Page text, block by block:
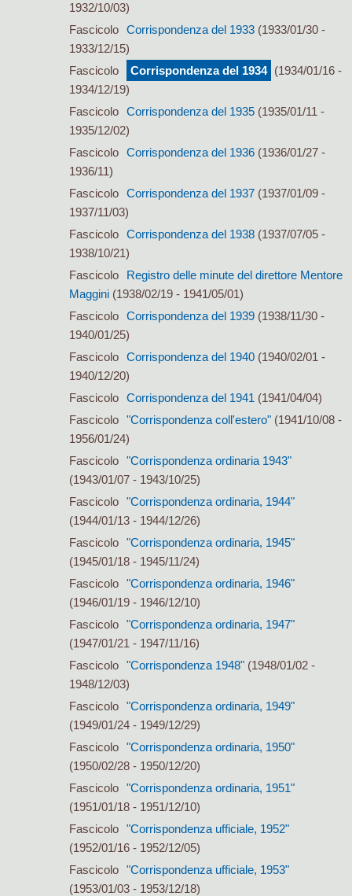
1932/10/03)
Fascicolo
Corrispondenza del 1933(1933/01/30 -
1933/12/15)
Fascicolo
Corrispondenza del 1934
(1934/01/16 -
1934/12/19)
Fascicolo
Corrispondenza del 1935(1935/01/11 -
1935/12/02)
Fascicolo
Corrispondenza del 1936(1936/01/27 -
1936/11)
Fascicolo
Corrispondenza del 1937(1937/01/09 -
1937/11/03)
Fascicolo
Corrispondenza del 1938(1937/07/05 -
1938/10/21)
Fascicolo
Registro delle minute del direttore Mentore
Maggini(1938/02/19 - 1941/05/01)
Fascicolo
Corrispondenza del 1939(1938/11/30 -
1940/01/25)
Fascicolo
Corrispondenza del 1940(1940/02/01 -
1940/12/20)
Fascicolo
Corrispondenza del 1941 (1941/04/04)
Fascicolo
"Corrispondenza coll'estero"(1941/10/08 -
1956/01/24)
Fascicolo
"Corrispondenza ordinaria 1943"
(1943/01/07 - 1943/10/25)
Fascicolo
"Corrispondenza ordinaria, 1944"
(1944/01/13 - 1944/12/26)
Fascicolo
"Corrispondenza ordinaria, 1945"
(1945/01/18 - 1945/11/24)
Fascicolo
"Corrispondenza ordinaria, 1946"
(1946/01/19 - 1946/12/10)
Fascicolo
"Corrispondenza ordinaria, 1947"
(1947/01/21 - 1947/11/16)
Fascicolo
"Corrispondenza 1948"(1948/01/02 -
1948/12/03)
Fascicolo
"Corrispondenza ordinaria, 1949"
(1949/01/24 - 1949/12/29)
Fascicolo
"Corrispondenza ordinaria, 1950"
(1950/02/28 - 1950/12/20)
Fascicolo
"Corrispondenza ordinaria, 1951"
(1951/01/18 - 1951/12/10)
Fascicolo
"Corrispondenza ufficiale, 1952"
(1952/01/16 - 1952/12/05)
Fascicolo
"Corrispondenza ufficiale, 1953"
(1953/01/03 - 1953/12/18)